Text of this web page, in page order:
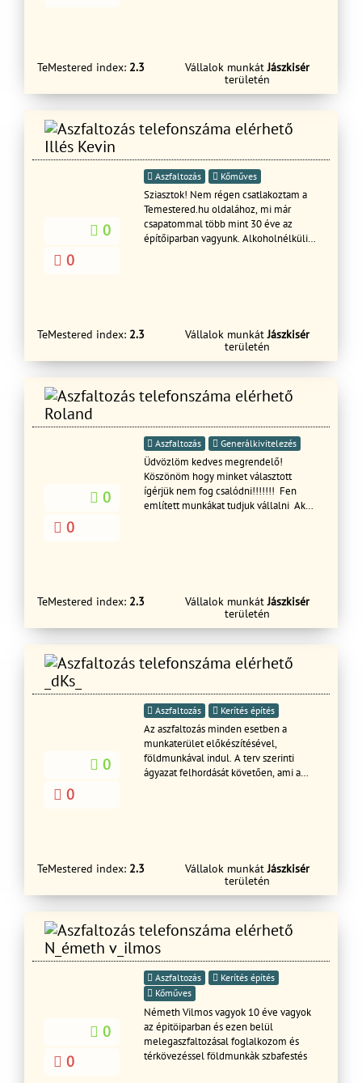
TeMestered index: 2.3 Vállalok munkátJászkisér
területén
Illés Kevin
0
0
Aszfaltozás Kőműves
Sziasztok! Nem régen csatlakoztam a
Temestered.hu oldalához, mi már
csapatommal több mint 30 éve az
építőiparban vagyunk. Alkoholnélküli
vannak minden munkához. A munkára
garanciát is vállalunk. Köszönöm ha
TeMestered index: 2.3 Vállalok munkátJászkisér
területén
Roland
0
0
Aszfaltozás Generálkivitelezés
Üdvözlöm kedves megrendelő!
Köszönöm hogy minket választott
ígérjük nem fog csalódni!!!!!!! Fen
említett munkákat tudjuk vállalni Akár
TeMestered index: 2.3 Vállalok munkátJászkisér
területén
_dKs_
0
0
Aszfaltozás Kerítés építés
Az aszfaltozás minden esetben a
munkaterület előkészítésével,
földmunkával indul. A terv szerinti
ágyazat felhordását követően, ami a
gép (finisher) segítségével történik a
terület nagyságától függően. Ezután az
tömörítjük.
TeMestered index: 2.3 Vállalok munkátJászkisér
területén
N_émeth v_ilmos
0
0
Aszfaltozás
Kerítés építés
Kőműves
Németh Vilmos vagyok 10 éve vagyok
az épitöiparban és ezen belül
melegaszfaltozásal foglalkozom és
térkövezéssel földmunkàk szbafestés